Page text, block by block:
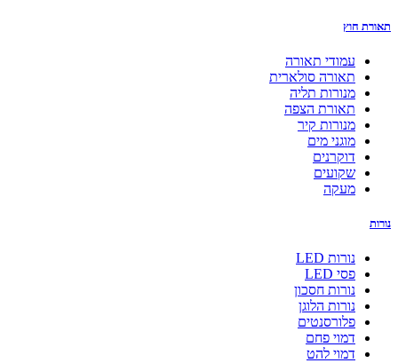
תאורת חוץ
עמודי תאורה
תאורה סולארית
מנורות תליה
תאורת הצפה
מנורות קיר
מוגני מים
דוקרנים
שקועים
מעקה
נורות
נורות LED
פסי LED
נורות חסכון
נורות הלוגן
פלורסנטים
דמוי פחם
דמוי להט